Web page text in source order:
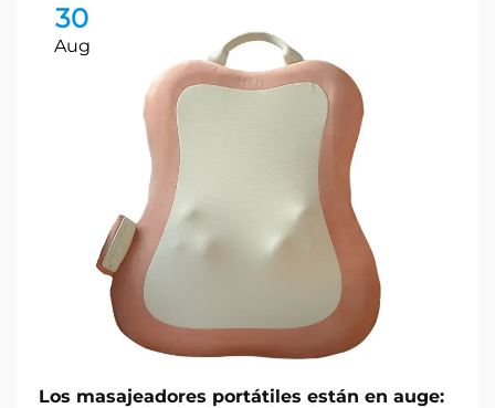
30
Aug
Los masajeadores portátiles están en auge: